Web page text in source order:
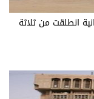
انطلقت من ثلاثة